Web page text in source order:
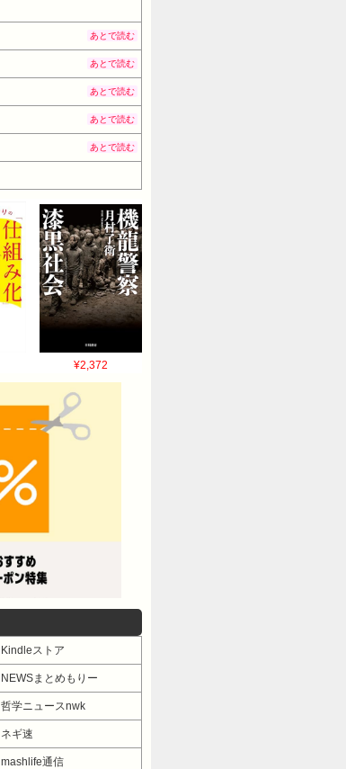
あとで読む
あとで読む
あとで読む
あとで読む
あとで読む
¥2,372
Kindleストア
NEWSまとめもりー
哲学ニュースnwk
ネギ速
mashlife通信